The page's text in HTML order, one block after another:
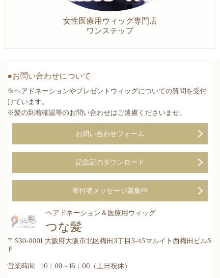
女性医療用ウィッグ専門店
ワンステップ
●お問い合わせについて
※ヘアドネーションやプレゼントウィッグについての質問を受付
けています。
※髪の到着確認等のお問い合わせはご遠慮くださいませ。
お問い合わせフォーム
記念証のダウンロード
寄付者メッセージ募集中
ヘアドネーション＆医療用ウィッグ
つな髪
〒530-0001 大阪府大阪市北区梅田3丁目3-45マルイト西梅田ビル5
Ｆ
営業時間 10：00～16：00（土日祝休）